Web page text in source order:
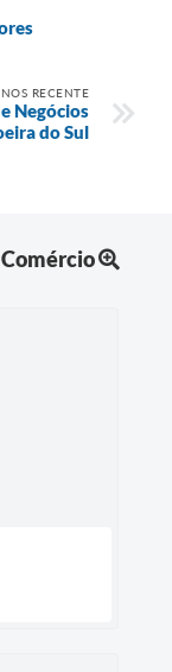
RECENTE
Negócios
do Sul